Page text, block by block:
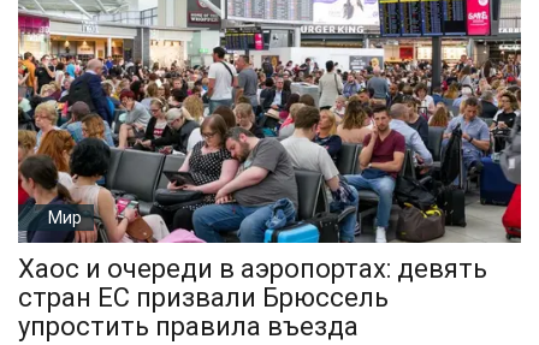
Мир
Хаос и очереди в аэропортах: девять
стран ЕС призвали Брюссель
упростить правила въезда